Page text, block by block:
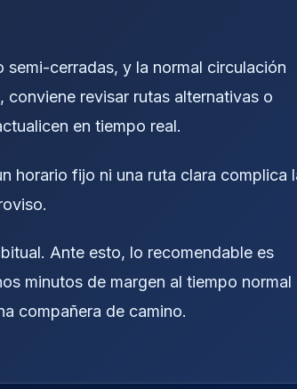
cerradas, y la normal circulación
conviene revisar rutas alternativas o
en tiempo real.
horario fijo ni una ruta clara complica
Ante esto, lo recomendable es
minutos de margen al tiempo normal
compañera de camino.